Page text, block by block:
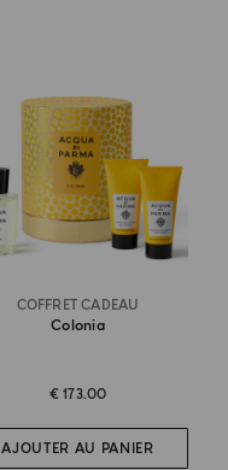
COFFRET CADEAU
Colonia
€ 173.00
AJOUTER AU PANIER